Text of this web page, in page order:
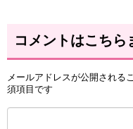
コメントはこちら
メールアドレスが公開される
須項目です